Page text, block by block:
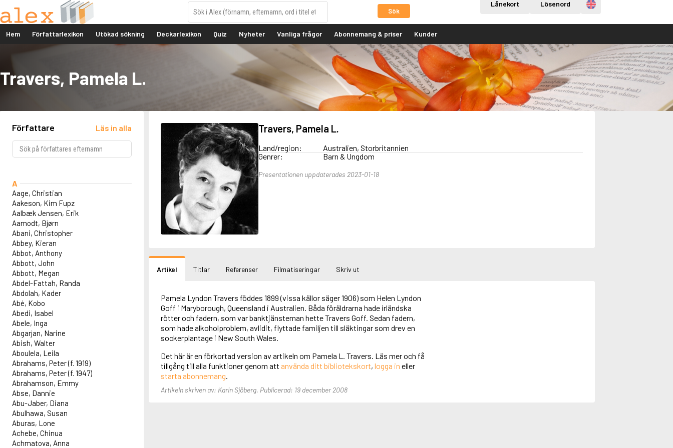
Sök
Lånekort Lösenord Engelska
Hem Författarlexikon Utökad sökning Deckarlexikon Quiz Nyheter Vanliga frågor Abonnemang & priser Kunder
Travers, Pamela L.
Författare Läs in alla
A
Aage, Christian
Aakeson, Kim Fupz
Aalbæk Jensen, Erik
Aamodt, Bjørn
Abani, Christopher
Abbey, Kieran
Abbot, Anthony
Abbott, John
Abbott, Megan
Abdel-Fattah, Randa
Abdolah, Kader
Abé, Kobo
Abedi, Isabel
Abele, Inga
Abgarjan, Narine
Abish, Walter
Aboulela, Leila
Abrahams, Peter (f. 1919)
Abrahams, Peter (f. 1947)
Abrahamson, Emmy
Abse, Dannie
Abu-Jaber, Diana
Abulhawa, Susan
Aburas, Lone
Achebe, Chinua
Achmatova, Anna
Travers, Pamela L.
Land/region:
Australien, Storbritannien
Genrer:
Barn & Ungdom
Presentationen uppdaterades 2023-01-18
Artikel Titlar Referenser Filmatiseringar Skriv ut
Pamela Lyndon Travers föddes 1899 (vissa källor säger 1906) som Helen Lyndon
Goff i Maryborough, Queensland i Australien. Båda föräldrarna hade irländska
rötter och fadern, som var banktjänsteman hette Travers Goff. Sedan fadern,
som hade alkoholproblem, avlidit, flyttade familjen till släktingar som drev en
sockerplantage i New South Wales.
Det här är en förkortad version av artikeln om Pamela L. Travers. Läs mer och få
tillgång till alla funktioner genom att använda ditt bibliotekskort, logga in eller
starta abonnemang.
Artikeln skriven av: Karin Sjöberg. Publicerad: 19 december 2008